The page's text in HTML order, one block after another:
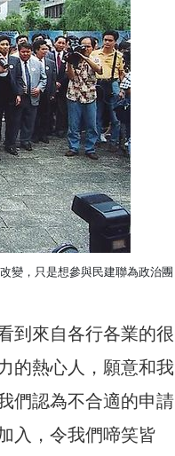
變，只是想參與民建聯為政治團
到來自各行各業的很
的熱心人，願意和我
們認為不合適的申請
入，令我們啼笑皆